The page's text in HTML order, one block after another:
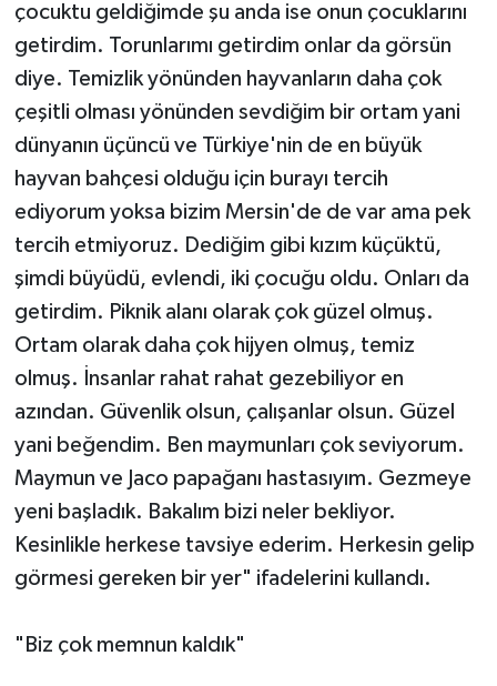
çocuktu geldiğimde şu anda ise onun çocuklarını
getirdim. Torunlarımı getirdim onlar da görsün
diye. Temizlik yönünden hayvanların daha çok
çeşitli olması yönünden sevdiğim bir ortam yani
dünyanın üçüncü ve Türkiye'nin de en büyük
hayvan bahçesi olduğu için burayı tercih
ediyorum yoksa bizim Mersin'de de var ama pek
tercih etmiyoruz. Dediğim gibi kızım küçüktü,
şimdi büyüdü, evlendi, iki çocuğu oldu. Onları da
getirdim. Piknik alanı olarak çok güzel olmuş.
Ortam olarak daha çok hijyen olmuş, temiz
olmuş. İnsanlar rahat rahat gezebiliyor en
azından. Güvenlik olsun, çalışanlar olsun. Güzel
yani beğendim. Ben maymunları çok seviyorum.
Maymun ve Jaco papağanı hastasıyım. Gezmeye
yeni başladık. Bakalım bizi neler bekliyor.
Kesinlikle herkese tavsiye ederim. Herkesin gelip
görmesi gereken bir yer" ifadelerini kullandı.
"Biz çok memnun kaldık"